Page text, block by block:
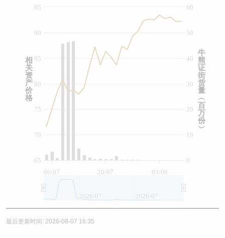
06/07 20/07 03/08
0
10
20
30
40
50
60
65
70
75
80
85
90
95
2026/07 2026/07
牛
熊
证
街
货
量
︵
百
万
份
︶
相
关
资
产
价
格
最后更新时间: 2026-08-07 16:35
牛熊证文件及公告 (瑞信)
收市竞价变化